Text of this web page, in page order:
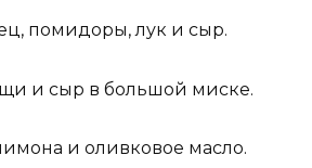
помидоры, лук и сыр.
и сыр в большой миске.
и оливковое масло.